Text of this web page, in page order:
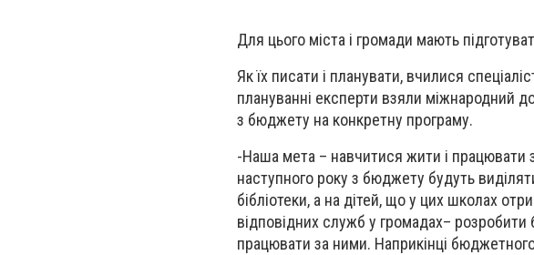
Для цього міста і громади мають
Як їх писати і планувати, вчилися
плануванні експерти взяли міжнародний
з бюджету на конкретну програму.
-Наша мета – навчитися жити і
наступного року з бюджету будуть
бібліотеки, а на дітей, що у цих школах
відповідних служб у громадах–
працювати за ними. Наприкінці